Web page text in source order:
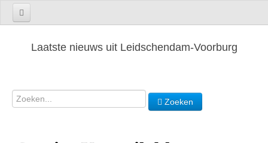
Laatste nieuws uit Leidschendam-Voorburg
Zoeken